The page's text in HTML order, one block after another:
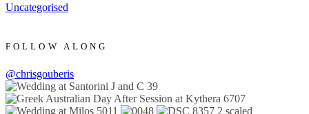
Uncategorised
FOLLOW ALONG
@chrisgouberis